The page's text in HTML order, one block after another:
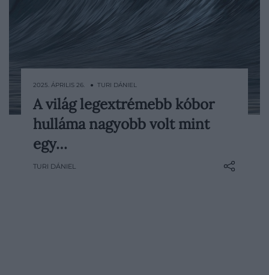
Az úgynevezett kóbor hullámok létezését
sokáig csupán a tengerészek
szóbeszédének tartották a kutatók: a
beszámolók szerint hajók süllyedtek el
nyom nélkül, a túlélők pedig hatalmas,
2025. ÁPRILIS 26. ● TURI DÁNIEL
A világ legextrémebb kóbor
hulláma nagyobb volt mint
egy…
TURI DÁNIEL